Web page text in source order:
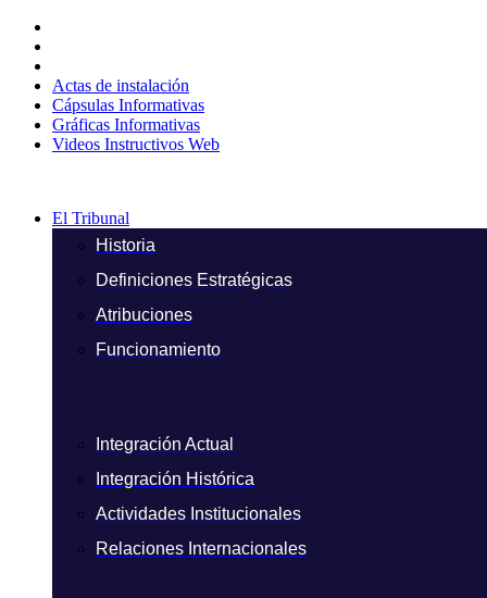
contenido
Actas de instalación
Cápsulas Informativas
Gráficas Informativas
Videos Instructivos Web
El Tribunal
Historia
Definiciones Estratégicas
Atribuciones
Funcionamiento
Integración Actual
Integración Histórica
Actividades Institucionales
Relaciones Internacionales